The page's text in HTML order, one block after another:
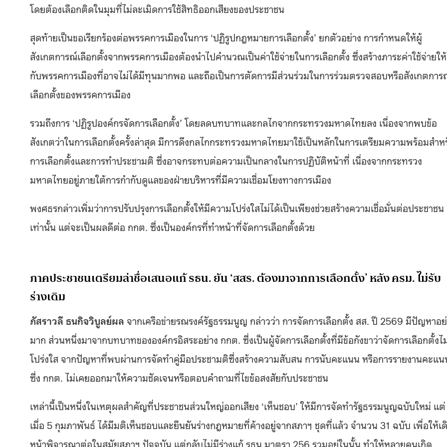
โดยต้องเลือกติดในมุมที่ไม่ละเมิดการใช้สิทธิออกเสียงของประชาชน
สุดท้ายเป็นขอเรียกร้องต่อพรรคการเมืองในการ ‘ปฏิรูปกฎหมายการเลือกตั้ง’ ยกตัวอย่าง การกำหนดให้ผู้
สังเกตการณ์เลือกตั้งจากพรรคการเมืองต้องนำไปคำนวณเป็นค่าใช้จ่ายในการเลือกตั้ง ซึ่งสร้างภาระค่าใช้จ่ายให้
กับพรรคการเมืองที่อาจไม่ได้มีทุนมากพอ และถือเป็นการตัดการมีส่วนร่วมในการร่วมตรวจสอบหรือสังเกตกา
เลือกตั้งของพรรคการเมือง
รวมถึงการ ‘ปฏิรูปองค์กรจัดการเลือกตั้ง’ โดยลดบทบาทและกลไกจากกระทรวงมหาดไทยลง เนื่องจากพบข้อ
สังเกตว่าในการเลือกตั้งครั้งล่าสุด มีการดึงกลไกกระทรวงมหาดไทยมาใช้เป็นหลักในการเตรียมความพร้อมสำ
การเลือกตั้งและการทำประชามติ ซึ่งอาจกระทบต่อความเป็นกลางในการปฏิบัติหน้าที่ เนื่องจากกระทรวง
มหาดไทยอยู่ภายใต้การกำกับดูแลของฝ่ายบริหารที่มีความเชื่อมโยงทางการเมือง
พงศธรกล่าวเพิ่มว่าการปรับปรุงการเลือกตั้งให้มีความโปร่งใสไม่ได้เป็นเพียงช่วยสร้างความเชื่อมั่นต่อประชาชน
เท่านั้น แต่จะเป็นผลดีต่อ กกต. ซึ่งเป็นองค์กรที่ทำหน้าที่จัดการเลือกตั้งด้วย
ภาคประชาชนเตรียมล่าชื่อเสนอแก้ รธน. ยัน ‘สสร. ต้องมาจากการเลือกตั้ง’ หลัง ครม. ไม่รับ
ร่างเดิม
ภัสราวลี ธนกิจวิบูลย์ผล จากเครือข่ายรณรงค์รัฐธรรมนูญ กล่าวว่า การจัดการเลือกตั้ง สส. ปี 2569 มีปัญหาอ
มาก ส่วนหนึ่งมาจากบทบาทขององค์กรอิสระอย่าง กกต. ซึ่งเป็นผู้จัดการเลือกตั้งที่มีข้อกังขาว่าจัดการเลือกตั้งไ
โปร่งใส จากปัญหาที่พบผ่านการจัดทำคู่มือประชามติซึ่งสร้างความสับสน การนับคะแนน หรือการรายงานคะแ
ซึ่ง กกต. ไม่เคยออกมาให้ความชัดเจนหรือตอบคำถามที่ไขข้อสงสัยกับประชาชน
เหล่านี้เป็นหนึ่งในเหตุผลสำคัญที่ประชาชนส่วนใหญ่ออกเสียง ‘เห็นชอบ’ ให้มีการจัดทำรัฐธรรมนูญฉบับใหม่ แต่
เมื่อ 5 กุมภาพันธ์ ได้มีมติเห็นชอบและยืนยันร่างกฎหมายที่ค้างอยู่จากสภาฯ ชุดที่แล้ว จำนวน 31 ฉบับ เพื่อให้เ
หน้าพิจารณาต่อในสมัยสภาฯ ปัจจุบัน แต่กลับไม่มีร่างแก้ รธน.มาตรา 256 รวมอยู่ในนั้น ทำให้หลายคนเกิด